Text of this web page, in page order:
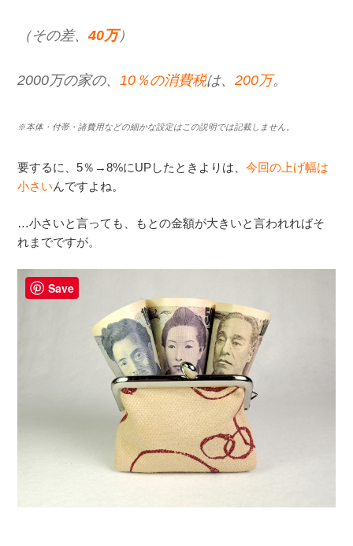
（その差、40万）
2000万の家の、10％の消費税は、200万。
※本体・付帯・諸費用などの細かな設定はこの説明では記載しません。
要するに、5％→8%にUPしたときよりは、今回の上げ幅は
小さいんですよね。
…小さいと言っても、もとの金額が大きいと言われればそ
れまでですが。
Save